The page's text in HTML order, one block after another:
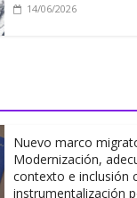
14/06/2026
Nuevo marco
Modernización,
contexto e inclusión
instrumentalización